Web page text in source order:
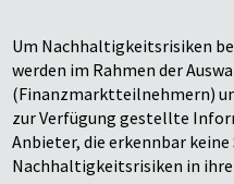
Um Nachhaltigkeitsrisiken
werden im Rahmen der
(Finanzmarktteilnehmern)
zur Verfügung gestellte
Anbieter, die erkennbar
Nachhaltigkeitsrisiken in